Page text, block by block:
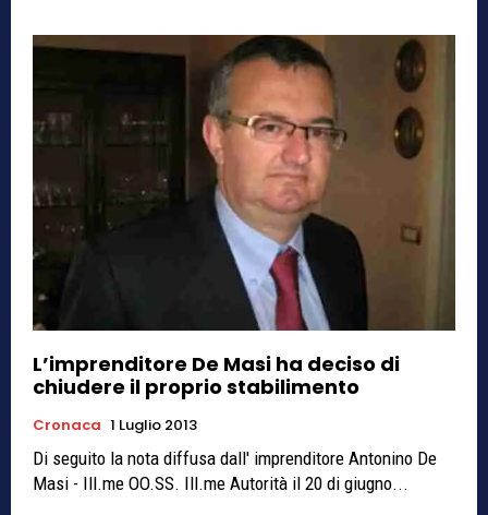
L’imprenditore De Masi ha deciso di
chiudere il proprio stabilimento
Cronaca 1 Luglio 2013
Di seguito la nota diffusa dall' imprenditore Antonino De
Masi - Ill.me OO.SS. Ill.me Autorità il 20 di giugno...